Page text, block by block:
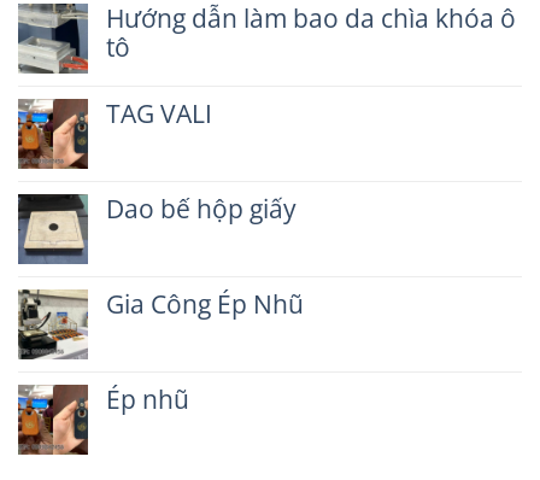
Hướng dẫn làm bao da chìa khóa ô
tô
bình
dẫn
làm
khóa
TAG VALI
luận
ở
Dao bế hộp giấy
luận
ở
hộp
giấy
Gia Công Ép Nhũ
luận
ở
Ép nhũ